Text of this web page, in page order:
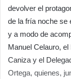
devolver el
de la fría noche se
y a modo de
Manuel Celauro,
Caniza y el
Ortega, quienes,